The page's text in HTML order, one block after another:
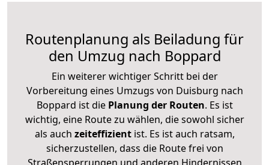
Routenplanung als Beiladung für
den Umzug nach Boppard
Ein weiterer wichtiger Schritt bei der
Vorbereitung eines Umzugs von Duisburg nach
Boppard ist diePlanung der Routen. Es ist
wichtig, eine Route zu wählen, die sowohl sicher
als auch zeiteffizientist. Es ist auch ratsam,
sicherzustellen, dass die Route frei von